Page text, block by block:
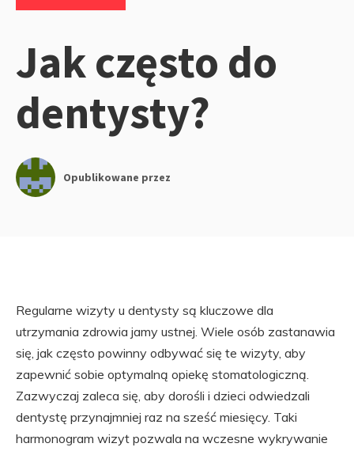
Jak często do
dentysty?
Opublikowane przez
Regularne wizyty u dentysty są kluczowe dla
utrzymania zdrowia jamy ustnej. Wiele osób zastanawia
się, jak często powinny odbywać się te wizyty, aby
zapewnić sobie optymalną opiekę stomatologiczną.
Zazwyczaj zaleca się, aby dorośli i dzieci odwiedzali
dentystę przynajmniej raz na sześć miesięcy. Taki
harmonogram wizyt pozwala na wczesne wykrywanie